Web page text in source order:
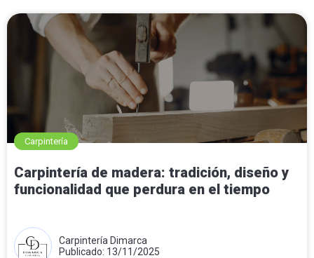
Carpintería
Carpintería de madera: tradición, diseño y
funcionalidad que perdura en el tiempo
Carpintería Dimarca
Publicado: 13/11/2025